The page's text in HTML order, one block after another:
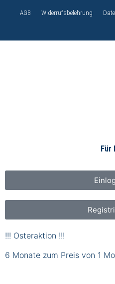
AGB Widerrufsbelehrung
!!! Osteraktion !!!
6 Monate zum Preis von 1